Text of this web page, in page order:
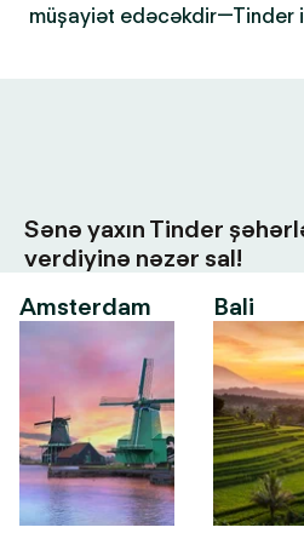
müşayiət edəcəkdir—Tinder
Sənə yaxın Tinder
verdiyinə nəzər sal!
Amsterdam
Bali